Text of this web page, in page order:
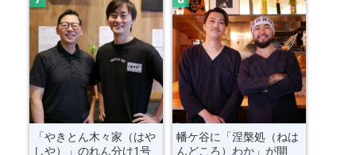
「やきとん木々家（はや
しや）」のれん分け1号
幡ケ谷に「涅槃処（ねは
んどころ）わか」が開